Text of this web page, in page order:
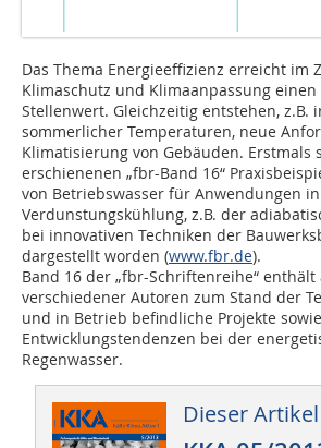
Das Thema Energieeffizienz erreicht im
Klimaschutz und Klimaanpassung
Stellenwert. Gleichzeitig entstehen, z.B.
sommerlicher Temperaturen, neue
Klimatisierung von Gebäuden. Erstmals
erschienenen „fbr-Band 16“
von Betriebswasser für Anwendungen
Verdunstungskühlung, z.B. der
bei innovativen Techniken der
dargestellt worden (www.fbr.de).
Band 16 der „fbr-Schriftenreihe“
verschiedener Autoren zum Stand der
und in Betrieb befindliche Projekte sowie
Entwicklungstendenzen bei der
Regenwasser.
Dieser